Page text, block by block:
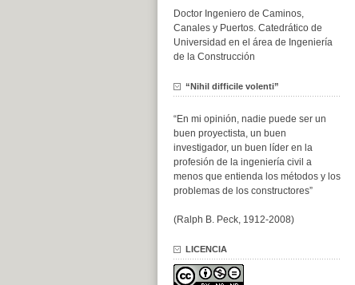
Doctor Ingeniero de Caminos,
Canales y Puertos. Catedrático de
Universidad en el área de Ingeniería
de la Construcción
“Nihil difficile volenti”
“En mi opinión, nadie puede ser un
buen proyectista, un buen
investigador, un buen líder en la
profesión de la ingeniería civil a
menos que entienda los métodos y los
problemas de los constructores”
(Ralph B. Peck, 1912-2008)
LICENCIA